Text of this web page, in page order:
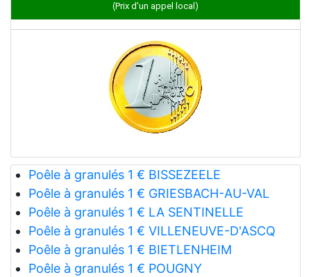
(Prix d'un appel local)
Poêle à granulés 1 € BISSEZEELE
Poêle à granulés 1 € GRIESBACH-AU-VAL
Poêle à granulés 1 € LA SENTINELLE
Poêle à granulés 1 € VILLENEUVE-D'ASCQ
Poêle à granulés 1 € BIETLENHEIM
Poêle à granulés 1 € POUGNY